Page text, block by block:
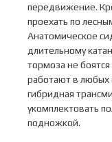
передвижение.
проехать по
Анатомическое
длительному
тормоза не
работают в любых
гибридная
укомплектовать
подножкой.